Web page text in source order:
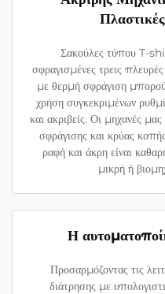
Σακούλες τύπου T-
σφραγισμένες τρεις
με θερμή σφράγιση
χρήση συγκεκριμένων
και ακριβείς. Οι μηχανές
σφράγισης και κρύας
ραφή και άκρη είναι
μικρή ή
Η
Προσαρμόζοντας τις
διάτρησης με